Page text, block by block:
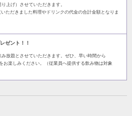
上げ）させていただきます。
ただきました料理やドリンクの代金の合計金額となりま
ゼント！！
放題とさせていただきます。ぜひ、早い時間から
楽しみください。（従業員へ提供する飲み物は対象